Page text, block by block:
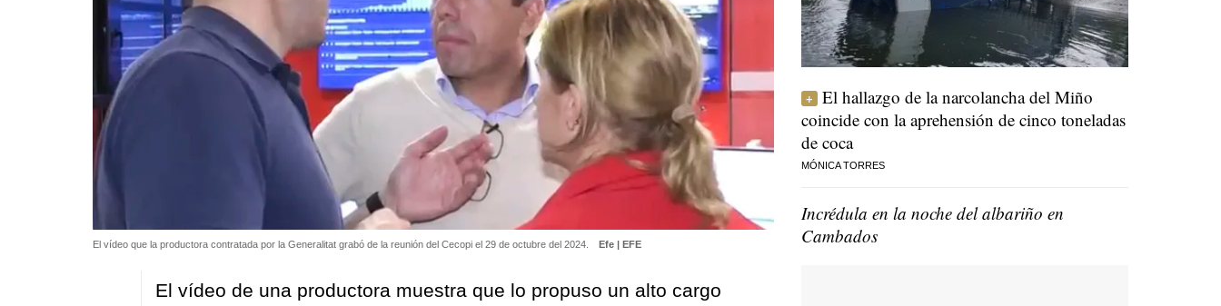
El vídeo que la productora contratada por la Generalitat grabó de la reunión del Cecopi el 29 de octubre del 2024. Efe | EFE
El vídeo de una productora muestra que lo propuso un alto cargo
El hallazgo de la narcolancha del Miño
coincide con la aprehensión de cinco toneladas
de coca
MÓNICA TORRES
Incrédula en la noche del albariño en
Cambados